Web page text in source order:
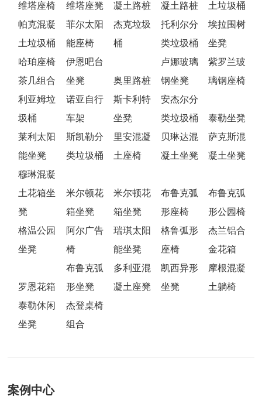
维塔座椅 维塔座凳
凝土路桩
凝土路桩
土垃圾桶
帕克混凝
土垃圾桶
菲尔太阳
能座椅
杰克垃圾
桶
托利尔分
类垃圾桶
埃拉围树
坐凳
哈珀座椅
茶几组合
伊恩吧台
坐凳
奥里路桩
卢娜玻璃
钢坐凳
紫罗兰玻
璃钢座椅
利亚姆垃
圾桶
诺亚自行
车架
斯卡利特
坐凳
安杰尔分
类垃圾桶
泰勒坐凳
莱利太阳
能坐凳
斯凯勒分
类垃圾桶
里安混凝
土座椅
贝琳达混
凝土坐凳
萨克斯混
凝土坐凳
穆琳混凝
土花箱坐
凳
米尔顿花
箱坐凳
米尔顿花
箱坐凳
布鲁克弧
形座椅
布鲁克弧
形公园椅
格温公园
坐凳
阿尔广告
椅
瑞琪太阳
能坐凳
格鲁弧形
座椅
杰兰铝合
金花箱
罗恩花箱
布鲁克弧
形坐凳
多利亚混
凝土座凳
凯西异形
坐凳
摩根混凝
土躺椅
泰勒休闲
坐凳
杰登桌椅
组合
案例中心